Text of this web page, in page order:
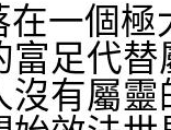
一個
富足代
沒有屬